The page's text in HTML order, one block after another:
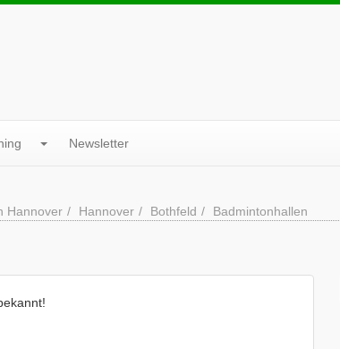
Newsletter
Hannover Hannover Bothfeld Badmintonhallen